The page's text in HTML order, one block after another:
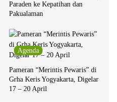
Paraden ke Kepatihan dan
Pakualaman
Agenda
Pameran “Merintis Pewaris” di
Grha Keris Yogyakarta, Digelar
17 – 20 April